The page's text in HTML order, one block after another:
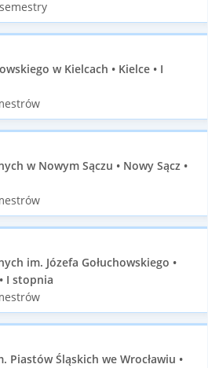
w Kielcach • Kielce • I
w Nowym Sączu • Nowy Sącz •
im. Józefa Gołuchowskiego •
I stopnia
Śląskich we Wrocławiu •